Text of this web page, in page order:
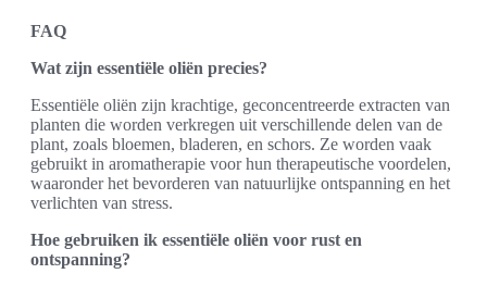
FAQ
Wat zijn essentiële oliën precies?
Essentiële oliën zijn krachtige, geconcentreerde extracten van
planten die worden verkregen uit verschillende delen van de
plant, zoals bloemen, bladeren, en schors. Ze worden vaak
gebruikt in aromatherapie voor hun therapeutische voordelen,
waaronder het bevorderen van natuurlijke ontspanning en het
verlichten van stress.
Hoe gebruiken ik essentiële oliën voor rust en
ontspanning?